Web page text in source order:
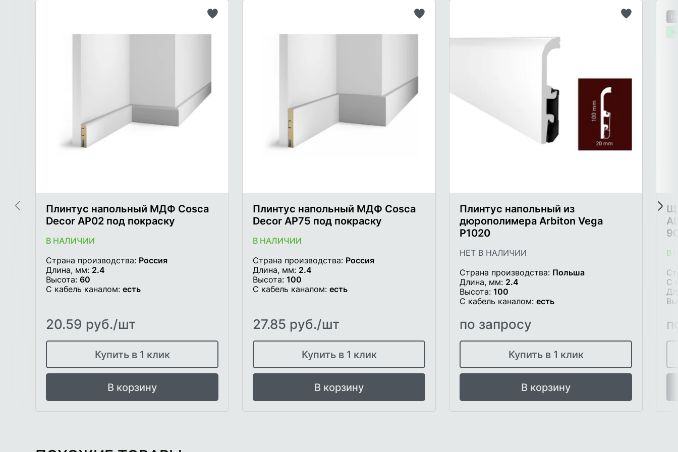
Плинтус напольный МДФ Cosca
Decor AP02 под покраску
В НАЛИЧИИ
Страна производства: Россия
Длина, мм: 2.4
Высота: 60
С кабель каналом: есть
20.59 руб./шт
Купить в 1 клик
В корзину
Плинтус напольный МДФ Cosca
Decor AP75 под покраску
В НАЛИЧИИ
Страна производства: Россия
Длина, мм: 2.4
Высота: 100
С кабель каналом: есть
27.85 руб./шт
Купить в 1 клик
В корзину
Плинтус напольный из
дюрополимера Arbiton Vega
P1020
НЕТ В НАЛИЧИИ
Страна производства: Польша
Длина, мм: 2.4
Высота: 100
С кабель каналом: есть
по запросу
Купить в 1 клик
В корзину
В
С